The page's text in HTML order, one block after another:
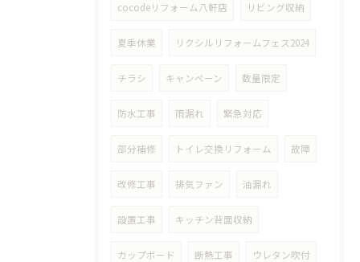
cocodeリフォーム八軒店 リビング収納
夏季休業 リクシルリフォームフェス2024
チラシ キャンペーン 数量限定
防水工事 雨漏れ 緊急対応
部分補修 トイレ交換リフォーム 故障
改修工事 排気ファン 油漏れ
設置工事 キッチン背面収納
カップボード 断熱工事 ウレタン吹付